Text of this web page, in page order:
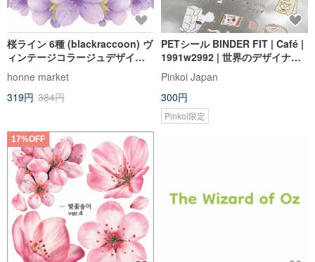
桜ライン 6種 (blackraccoon) ヴ
ィンテージコラージュデザイン
ペーパーステッカー
honne market
319円 384円
PETシール BINDER FIT | Café |
1991w2992 | 世界のデザイナー
ズ PET Sticker
Pinkoi Japan
300円
Pinkoi限定
17%OFF